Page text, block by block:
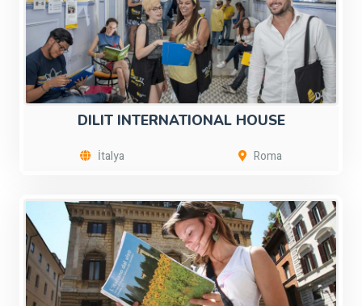
DILIT INTERNATIONAL HOUSE
İtalya Roma